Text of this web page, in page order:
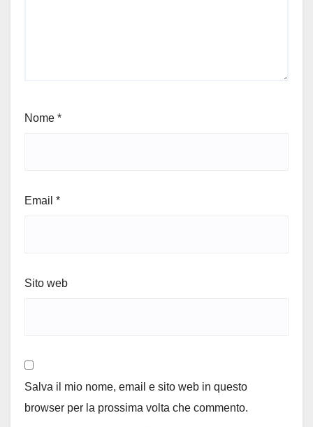
Nome *
Email *
Sito web
Salva il mio nome, email e sito web in questo
browser per la prossima volta che commento.